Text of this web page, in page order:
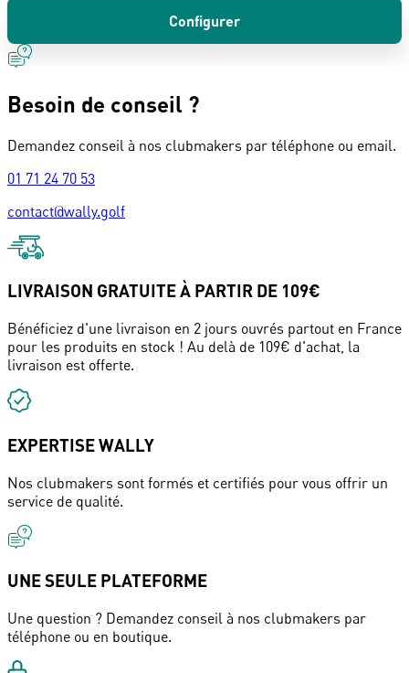
Configurer
Besoin de conseil ?
Demandez conseil à nos clubmakers par téléphone ou email.
01 71 24 70 53
contact@wally.golf
LIVRAISON GRATUITE À PARTIR DE 109€
Bénéficiez d'une livraison en 2 jours ouvrés partout en France
pour les produits en stock ! Au delà de 109€ d'achat, la
livraison est offerte.
EXPERTISE WALLY
Nos clubmakers sont formés et certifiés pour vous offrir un
service de qualité.
UNE SEULE PLATEFORME
Une question ? Demandez conseil à nos clubmakers par
téléphone ou en boutique.